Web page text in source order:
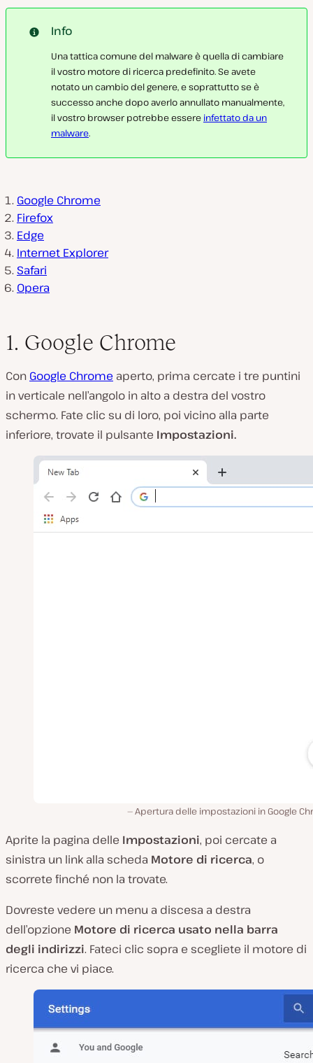
Info
Una tattica comune del malware è quella di cambiare
il vostro motore di ricerca predefinito. Se avete
notato un cambio del genere, e soprattutto se è
successo anche dopo averlo annullato manualmente,
il vostro browser potrebbe essere infettato da un
malware.
Google Chrome
Firefox
Edge
Internet Explorer
Safari
Opera
1. Google Chrome
Con Google Chrome aperto, prima cercate i tre puntini
in verticale nell’angolo in alto a destra del vostro
schermo. Fate clic su di loro, poi vicino alla parte
inferiore, trovate il pulsante Impostazioni.
Apertura delle impostazioni in Google
Aprite la pagina delle Impostazioni, poi cercate a
sinistra un link alla scheda Motore di ricerca, o
scorrete finché non la trovate.
Dovreste vedere un menu a discesa a destra
dell’opzione Motore di ricerca usato nella barra
degli indirizzi. Fateci clic sopra e scegliete il motore di
ricerca che vi piace.